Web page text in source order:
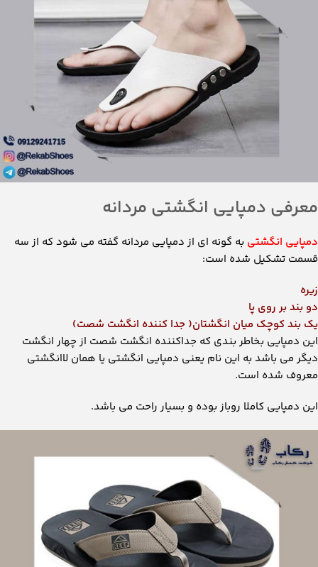
معرفی دمپایی انگشتی مردانه
دمپایی انگشتی به گونه ای از دمپایی مردانه گفته می شود که از سه
قسمت تشکیل شده است:
زیره
دو بند بر روی پا
یک بند کوچک میان انگشتان( جدا کننده انگشت شصت)
این دمپایی بخاطر بندی که جداکننده انگشت شصت از چهار انگشت
دیگر می باشد به این نام یعنی دمپایی انگشتی یا همان لاانگشتی
معروف شده است.
این دمپایی کاملا روباز بوده و بسیار راحت می باشد.